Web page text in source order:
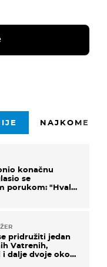
konačnu
se
porukom: "Hvala
pridružiti jedan
Vatrenih,
dalje dvoje oko